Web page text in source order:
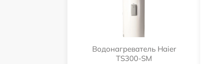
Водонагреватель Haier
TS300-SM